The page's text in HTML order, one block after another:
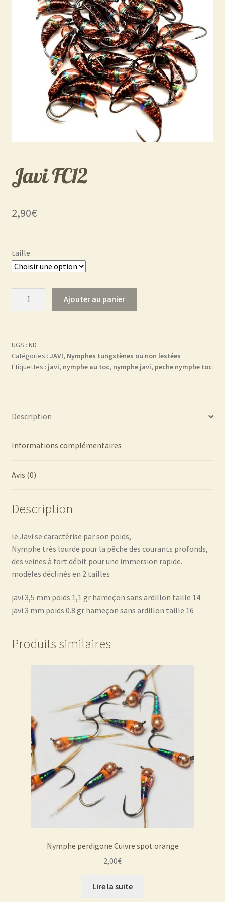
Javi FC12
2,90€
taille
Ajouter au panier
UGS : ND
Catégories : JAVI, Nymphes tungstènes ou non lestées
Étiquettes : javi, nymphe au toc, nymphe javi, peche nymphe toc
Description
Informations complémentaires
Avis (0)
Description
le Javi se caractérise par son poids,
Nymphe très lourde pour la pêche des courants profonds,
des veines à fort débit pour une immersion rapide.
modèles déclinés en 2 tailles
javi 3,5 mm poids 1,1 gr hameçon sans ardillon taille 14
javi 3 mm poids 0.8 gr hameçon sans ardillon taille 16
Produits similaires
Nymphe perdigone Cuivre spot orange
2,00€
Lire la suite